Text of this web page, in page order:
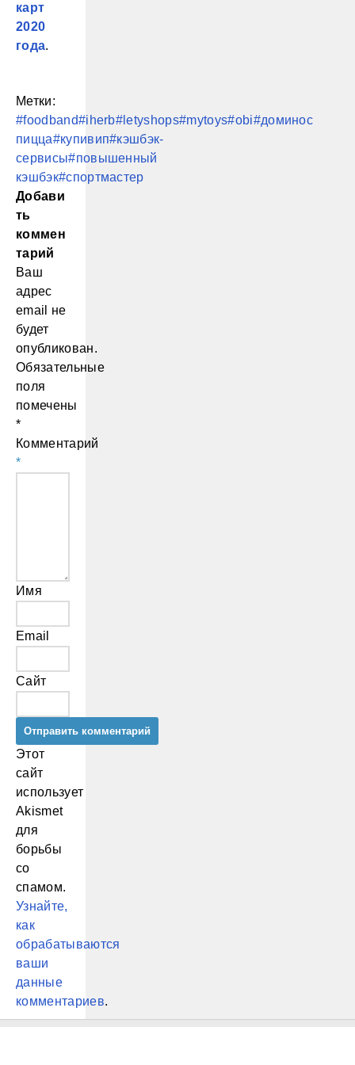
карт
2020
года.
Метки:
#foodband#iherb#letyshops#mytoys#obi#доминос
пицца#купивип#кэшбэк-
сервисы#повышенный
кэшбэк#спортмастер
Добави
ть
коммен
тарий
Ваш
адрес
email не
будет
опубликован.
Обязательные
поля
помечены
*
Комментарий
*
Имя
Email
Сайт
Этот
сайт
использует
Akismet
для
борьбы
со
спамом.
Узнайте,
как
обрабатываются
ваши
данные
комментариев.